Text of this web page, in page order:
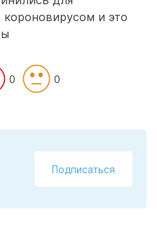
короновирусом и это
0 0
Подписаться